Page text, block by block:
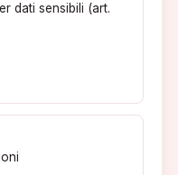
dati sensibili (art.